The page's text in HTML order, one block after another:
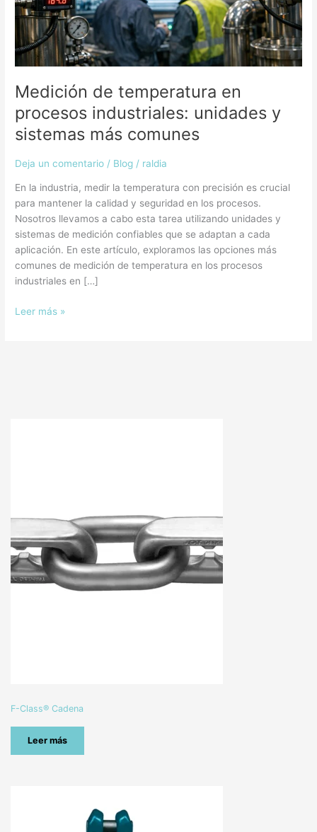
F-Class® Cadena
Leer más
Medición de temperatura en
procesos industriales: unidades y
sistemas más comunes
Deja un comentario / Blog / raldia
En la industria, medir la temperatura con precisión es crucial
para mantener la calidad y seguridad en los procesos.
Nosotros llevamos a cabo esta tarea utilizando unidades y
sistemas de medición confiables que se adaptan a cada
aplicación. En este artículo, exploramos las opciones más
comunes de medición de temperatura en los procesos
industriales en […]
sistemas
más
comunes
Leer más »